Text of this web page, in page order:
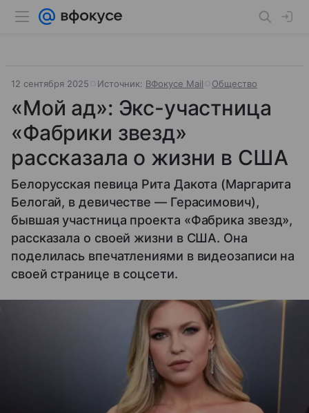
12 сентября 2025 Источник: ВФокусе Mail Общество
«Мой ад»: Экс-участница
«Фабрики звезд»
рассказала о жизни в США
Белорусская певица Рита Дакота (Маргарита
Белогай, в девичестве — Герасимович),
бывшая участница проекта «Фабрика звезд»,
рассказала о своей жизни в США. Она
поделилась впечатлениями в видеозаписи на
своей странице в соцсети.